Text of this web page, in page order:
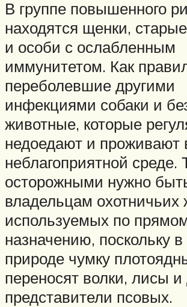
В группе повышенного
находятся щенки,
и особи с ослабленным
иммунитетом. Как
переболевшие другими
инфекциями собаки и
животные, которые
недоедают и проживают
неблагоприятной среде.
осторожными нужно
владельцам охотничьих
используемых по
назначению, поскольку в
природе чумку
переносят волки, лисы и
представители псовых.